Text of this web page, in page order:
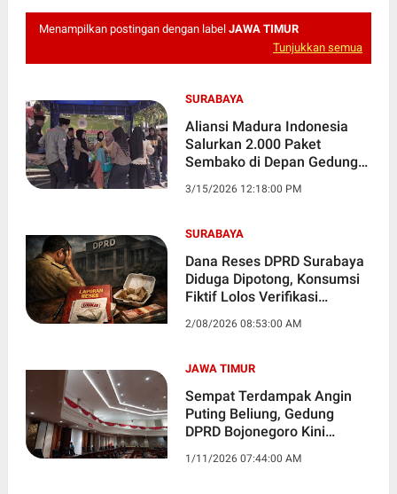
Menampilkan postingan dengan label JAWA TIMUR
Tunjukkan semua
SURABAYA
Aliansi Madura Indonesia
Salurkan 2.000 Paket
Sembako di Depan Gedung
3/15/2026 12:18:00 PM
SURABAYA
Dana Reses DPRD Surabaya
Diduga Dipotong, Konsumsi
Fiktif Lolos Verifikasi
2/08/2026 08:53:00 AM
JAWA TIMUR
Sempat Terdampak Angin
Puting Beliung, Gedung
DPRD Bojonegoro Kini
1/11/2026 07:44:00 AM